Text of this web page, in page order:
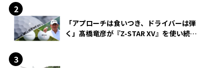
「アプローチは食いつき、ドライバーは弾
く」髙橋竜彦が『Z-STAR XV』を使い続け